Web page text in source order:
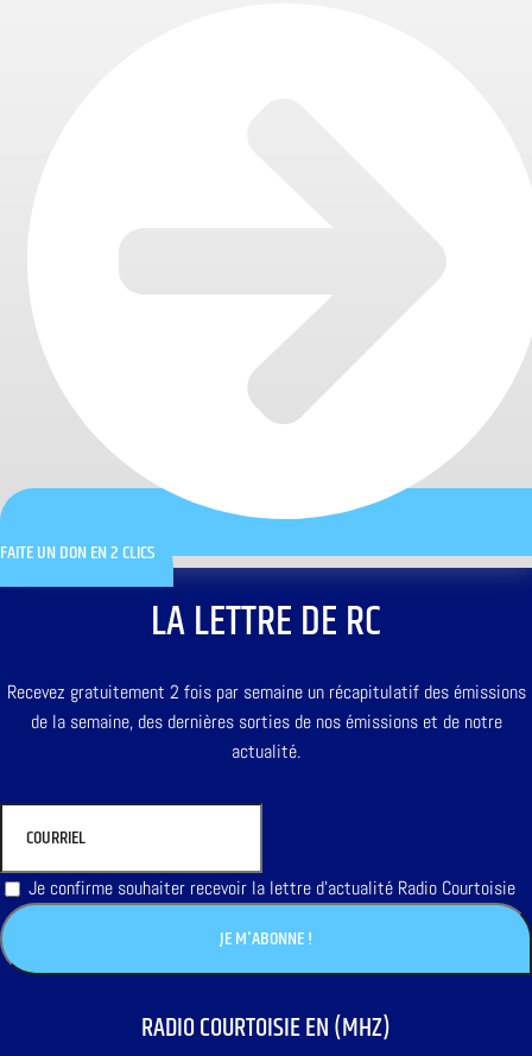
FAITE UN DON EN 2 CLICS
LA LETTRE DE RC
Recevez gratuitement 2 fois par semaine un récapitulatif des émissions
de la semaine, des dernières sorties de nos émissions et de notre
actualité.
Je confirme souhaiter recevoir la lettre d'actualité Radio Courtoisie
RADIO COURTOISIE EN (MHZ)